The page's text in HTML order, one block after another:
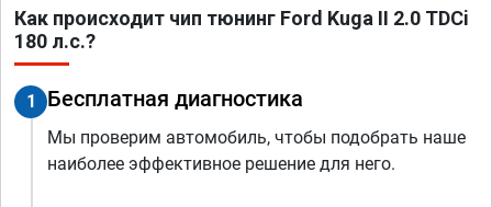
Как происходит чип тюнинг Ford Kuga II 2.0 TDCi
180 л.с.?
1 Бесплатная диагностика
Мы проверим автомобиль, чтобы подобрать наше
наиболее эффективное решение для него.